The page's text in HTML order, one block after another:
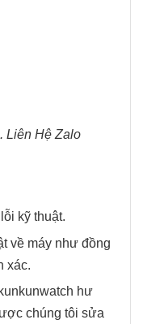
Liên Hệ Zalo
kỹ thuật.
về máy như đồng
xác.
hư
chúng tôi sửa